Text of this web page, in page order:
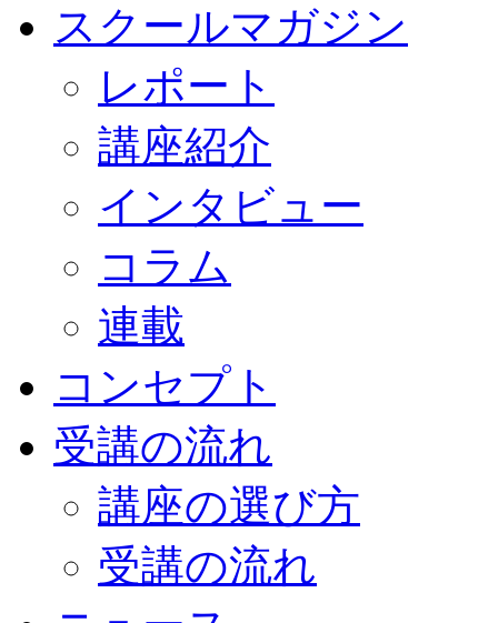
スクールマガジン
レポート
講座紹介
インタビュー
コラム
連載
コンセプト
受講の流れ
講座の選び方
受講の流れ